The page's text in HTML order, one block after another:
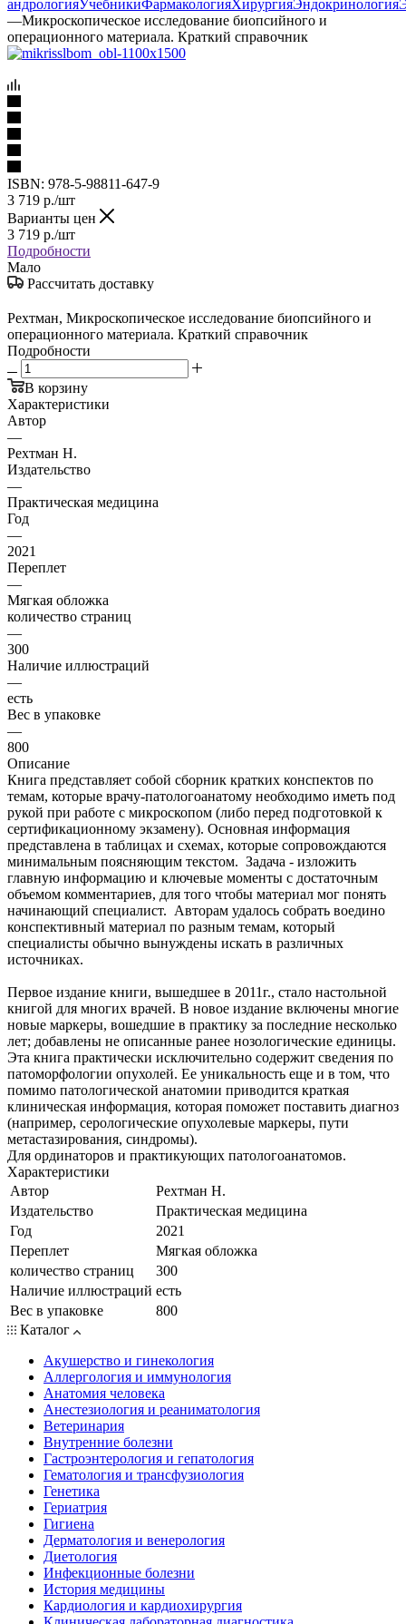
андрологияУчебникиФармакологияХирургияЭндокринология
—Микроскопическое исследование биопсийного и
операционного материала. Краткий справочник
ISBN: 978-5-98811-647-9
3 719 р./шт
Варианты цен
3 719 р./шт
Подробности
Мало
Рассчитать доставку
Рехтман, Микроскопическое исследование биопсийного и
операционного материала. Краткий справочник
Подробности
В корзину
Характеристики
Автор
—
Рехтман Н.
Издательство
—
Практическая медицина
Год
—
2021
Переплет
—
Мягкая обложка
количество страниц
—
300
Наличие иллюстраций
—
есть
Вес в упаковке
—
800
Описание
Книга представляет собой сборник кратких конспектов по
темам, которые врачу-патологоанатому необходимо иметь под
рукой при работе с микроскопом (либо перед подготовкой к
сертификационному экзамену). Основная информация
представлена в таблицах и схемах, которые сопровождаются
минимальным поясняющим текстом. Задача - изложить
главную информацию и ключевые моменты с достаточным
объемом комментариев, для того чтобы материал мог понять
начинающий специалист. Авторам удалось собрать воедино
конспективный материал по разным темам, который
специалисты обычно вынуждены искать в различных
источниках.
Первое издание книги, вышедшее в 2011г., стало настольной
книгой для многих врачей. В новое издание включены многие
новые маркеры, вошедшие в практику за последние несколько
лет; добавлены не описанные ранее нозологические единицы.
Эта книга практически исключительно содержит сведения по
патоморфологии опухолей. Ее уникальность еще и в том, что
помимо патологической анатомии приводится краткая
клиническая информация, которая поможет поставить диагноз
(например, серологические опухолевые маркеры, пути
метастазирования, синдромы).
Для ординаторов и практикующих патологоанатомов.
Характеристики
Автор
Рехтман Н.
Издательство
Практическая медицина
Год
2021
Переплет
Мягкая обложка
количество страниц
300
Наличие иллюстраций есть
Вес в упаковке
800
Каталог
Акушерство и гинекология
Аллергология и иммунология
Анатомия человека
Анестезиология и реаниматология
Ветеринария
Внутренние болезни
Гастроэнтерология и гепатология
Гематология и трансфузиология
Генетика
Гериатрия
Гигиена
Дерматология и венерология
Диетология
Инфекционные болезни
История медицины
Кардиология и кардиохирургия